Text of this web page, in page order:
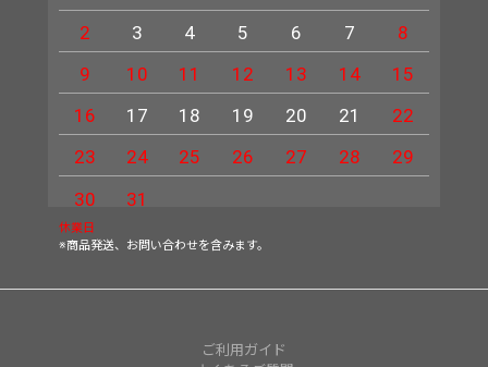
2
3 4 5 6 7
8
9
10 11 12 13 14
15
16
17 18 19 20 21
22
23
24 25 26 27 28
29
30
31
休業日
※商品発送、お問い合わせを含みます。
ご利用ガイド